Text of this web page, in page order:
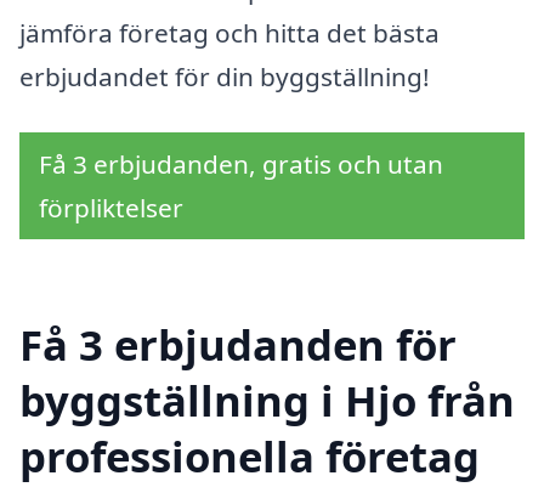
jämföra företag och hitta det bästa
erbjudandet för din byggställning!
Få 3 erbjudanden, gratis och utan
förpliktelser
Få 3 erbjudanden för
byggställning i Hjo från
professionella företag